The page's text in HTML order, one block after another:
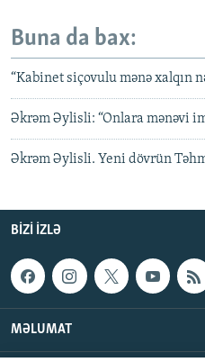
Buna da bax:
“Kabinet siçovulu mənə xalqın
Əkrəm Əylisli: “Onlara mənəvi
Əkrəm Əylisli. Yeni dövrün
BIZI IZLƏ
MƏLUMAT